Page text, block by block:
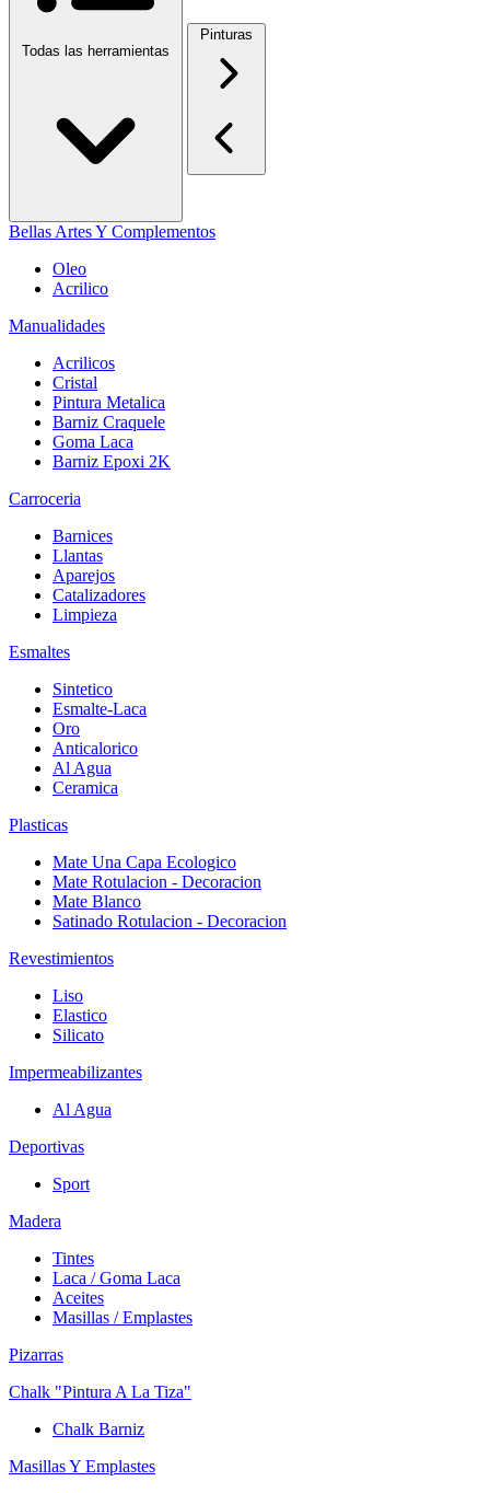
Todas las herramientas
Pinturas
Bellas Artes Y Complementos
Oleo
Acrilico
Manualidades
Acrilicos
Cristal
Pintura Metalica
Barniz Craquele
Goma Laca
Barniz Epoxi 2K
Carroceria
Barnices
Llantas
Aparejos
Catalizadores
Limpieza
Esmaltes
Sintetico
Esmalte-Laca
Oro
Anticalorico
Al Agua
Ceramica
Plasticas
Mate Una Capa Ecologico
Mate Rotulacion - Decoracion
Mate Blanco
Satinado Rotulacion - Decoracion
Revestimientos
Liso
Elastico
Silicato
Impermeabilizantes
Al Agua
Deportivas
Sport
Madera
Tintes
Laca / Goma Laca
Aceites
Masillas / Emplastes
Pizarras
Chalk "Pintura A La Tiza"
Chalk Barniz
Masillas Y Emplastes